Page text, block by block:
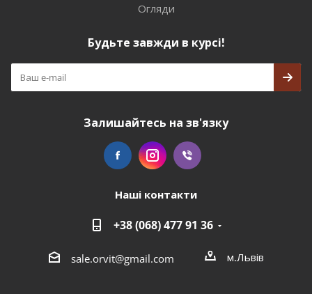
Огляди
Будьте завжди в курсі!
Залишайтесь на зв'язку
Наші контакти
+38 (068) 477 91 36
sale.orvit@gmail.com м.Львів